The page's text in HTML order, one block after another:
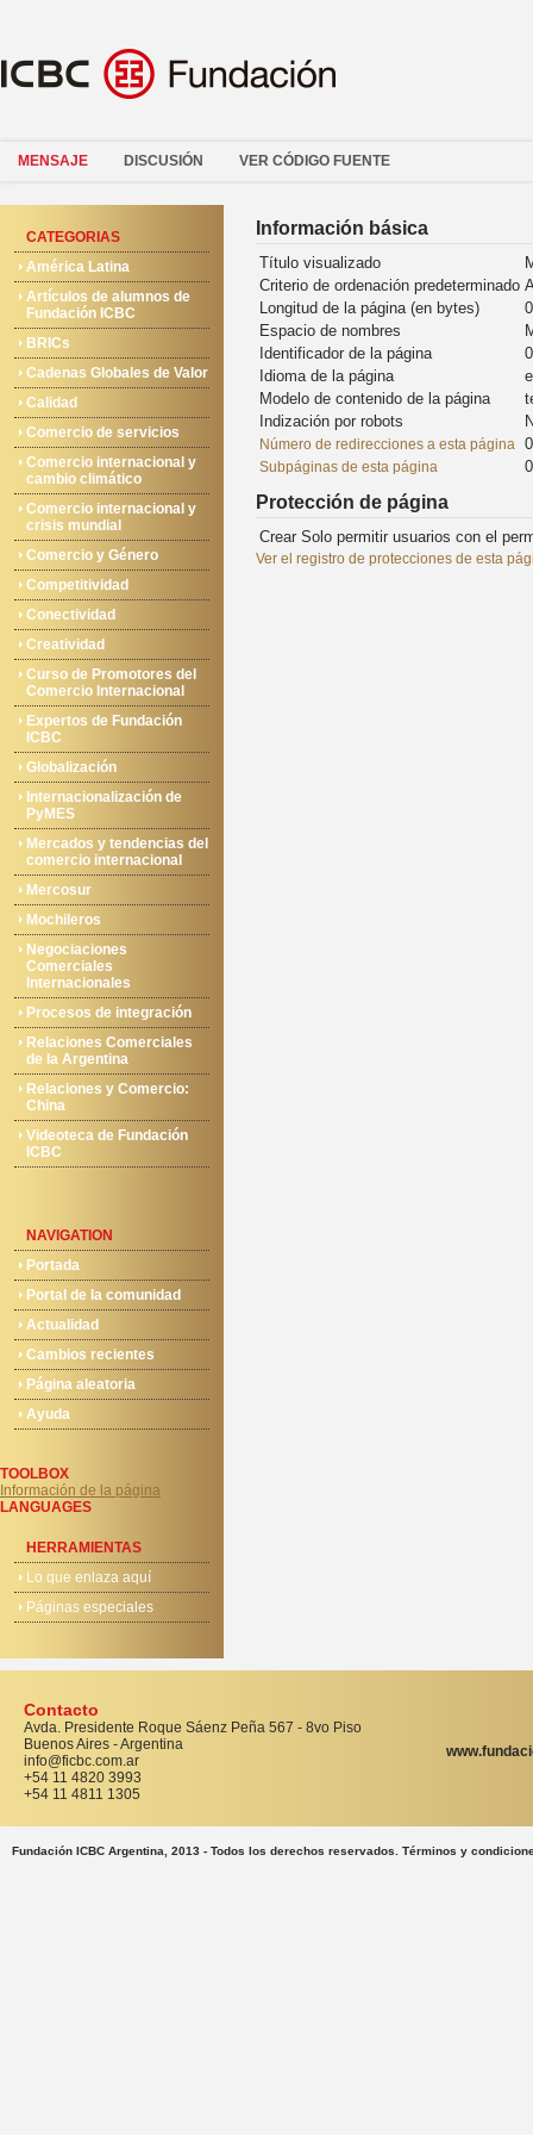
MENSAJE DISCUSIÓN VER CÓDIGO FUENTE
CATEGORIAS
América Latina
Artículos de alumnos de
Fundación ICBC
BRICs
Cadenas Globales de Valor
Calidad
Comercio de servicios
Comercio internacional y
cambio climático
Comercio internacional y
crisis mundial
Comercio y Género
Competitividad
Conectividad
Creatividad
Curso de Promotores del
Comercio Internacional
Expertos de Fundación
ICBC
Globalización
Internacionalización de
PyMES
Mercados y tendencias del
comercio internacional
Mercosur
Mochileros
Negociaciones
Comerciales
Internacionales
Procesos de integración
Relaciones Comerciales
de la Argentina
Relaciones y Comercio:
China
Videoteca de Fundación
ICBC
NAVIGATION
Portada
Portal de la comunidad
Actualidad
Cambios recientes
Página aleatoria
Ayuda
TOOLBOX
Información de la página
LANGUAGES
HERRAMIENTAS
Lo que enlaza aquí
Páginas especiales
Información básica
Título visualizado
Criterio de ordenación predeterminado
Longitud de la página (en bytes)
0
Espacio de nombres
Identificador de la página
0
Idioma de la página
Modelo de contenido de la página
Indización por robots
Número de redirecciones a esta página 0
Subpáginas de esta página
Protección de página
Crear Solo permitir usuarios con el
Ver el registro de protecciones de esta
Contacto
Avda. Presidente Roque Sáenz Peña 567 - 8vo Piso
Buenos Aires - Argentina
info@ficbc.com.ar
+54 11 4820 3993
+54 11 4811 1305
Fundación ICBC Argentina, 2013 - Todos los derechos reservados. Términos y